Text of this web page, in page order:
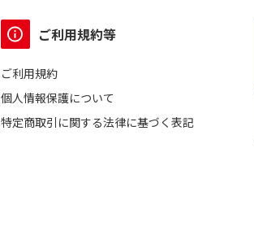
ご利用規約等
ご利用規約
個人情報保護について
特定商取引に関する法律に基づく表記